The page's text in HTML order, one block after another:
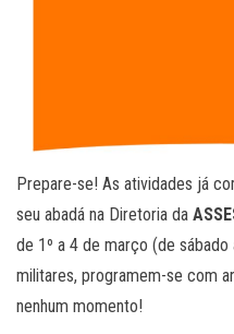
Prepare-se! As atividades já
seu abadá na Diretoria da
de 1º a 4 de março (de
militares, programem-se com
nenhum momento!